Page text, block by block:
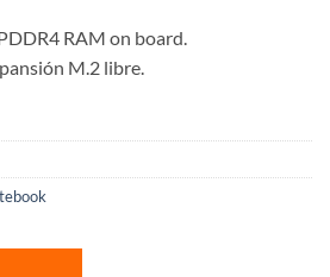
RAM on board.
M.2 libre.